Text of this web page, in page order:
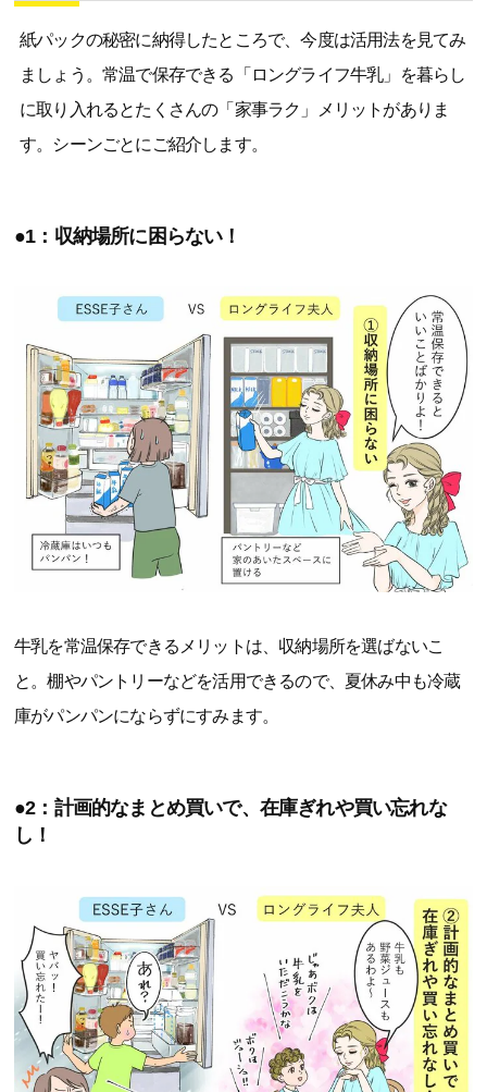
紙パックの秘密に納得したところで、今度は活用法を見てみ
ましょう。常温で保存できる「ロングライフ牛乳」を暮らし
に取り入れるとたくさんの「家事ラク」メリットがありま
す。シーンごとにご紹介します。
●1：収納場所に困らない！
牛乳を常温保存できるメリットは、収納場所を選ばないこ
と。棚やパントリーなどを活用できるので、夏休み中も冷蔵
庫がパンパンにならずにすみます。
●2：計画的なまとめ買いで、在庫ぎれや買い忘れな
し！